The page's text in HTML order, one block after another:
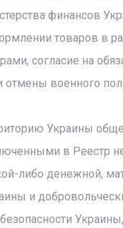
финансов
товаров в
согласие на
военного
Украины
в Реестр
либо денежной,
и